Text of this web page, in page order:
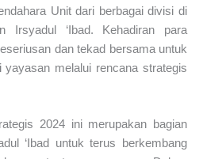
Unit dari berbagai divisi di
Irsyadul ‘Ibad. Kehadiran para
dan tekad bersama untuk
melalui rencana strategis
2024 ini merupakan bagian
‘Ibad untuk terus berkembang